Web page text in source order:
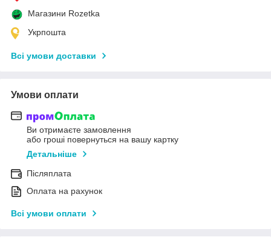
Магазини Rozetka
Укрпошта
Всі умови доставки
Умови оплати
Ви отримаєте замовлення
або гроші повернуться на вашу картку
Детальніше
Післяплата
Оплата на рахунок
Всі умови оплати